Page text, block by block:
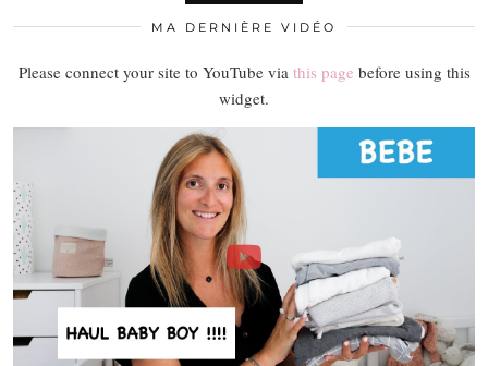
MA DERNIÈRE VIDÉO
Please connect your site to YouTube via this page before using this
widget.